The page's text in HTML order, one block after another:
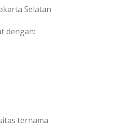
Selatan
dengan:
ternama